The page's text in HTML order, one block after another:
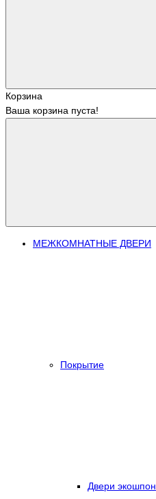
Корзина
Ваша корзина пуста!
МЕЖКОМНАТНЫЕ ДВЕРИ
Покрытие
Двери экошпон